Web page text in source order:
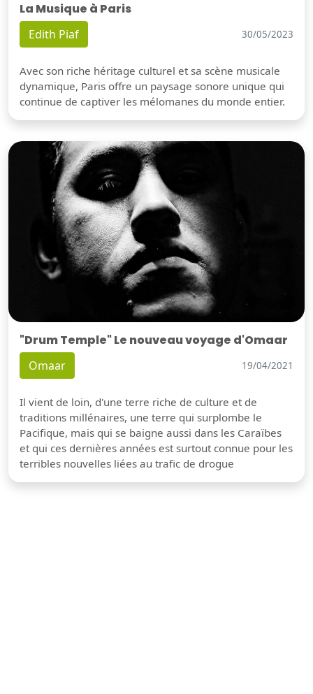
La Musique à Paris
Edith Piaf 30/05/2023
Avec son riche héritage culturel et sa scène musicale
dynamique, Paris offre un paysage sonore unique qui
continue de captiver les mélomanes du monde entier.
"Drum Temple" Le nouveau voyage d'Omaar
Omaar 19/04/2021
Il vient de loin, d'une terre riche de culture et de
traditions millénaires, une terre qui surplombe le
Pacifique, mais qui se baigne aussi dans les Caraïbes
et qui ces dernières années est surtout connue pour les
terribles nouvelles liées au trafic de drogue